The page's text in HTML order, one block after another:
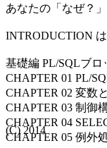
あなたの「なぜ？
INTRODUCTION
基礎編 PL/SQLブ
CHAPTER 01 PL/
CHAPTER 02 変数
CHAPTER 03 制御
CHAPTER 04
CHAPTER 05 例外
(C) 2014